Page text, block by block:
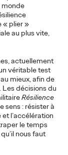
monde
« plier »
au plus vite,
actuellement
véritable test
mieux, afin de
Les décisions du
Résilience
sens : résister à
l’accélération
le temps
nous faut
21/07/2025
Lang as